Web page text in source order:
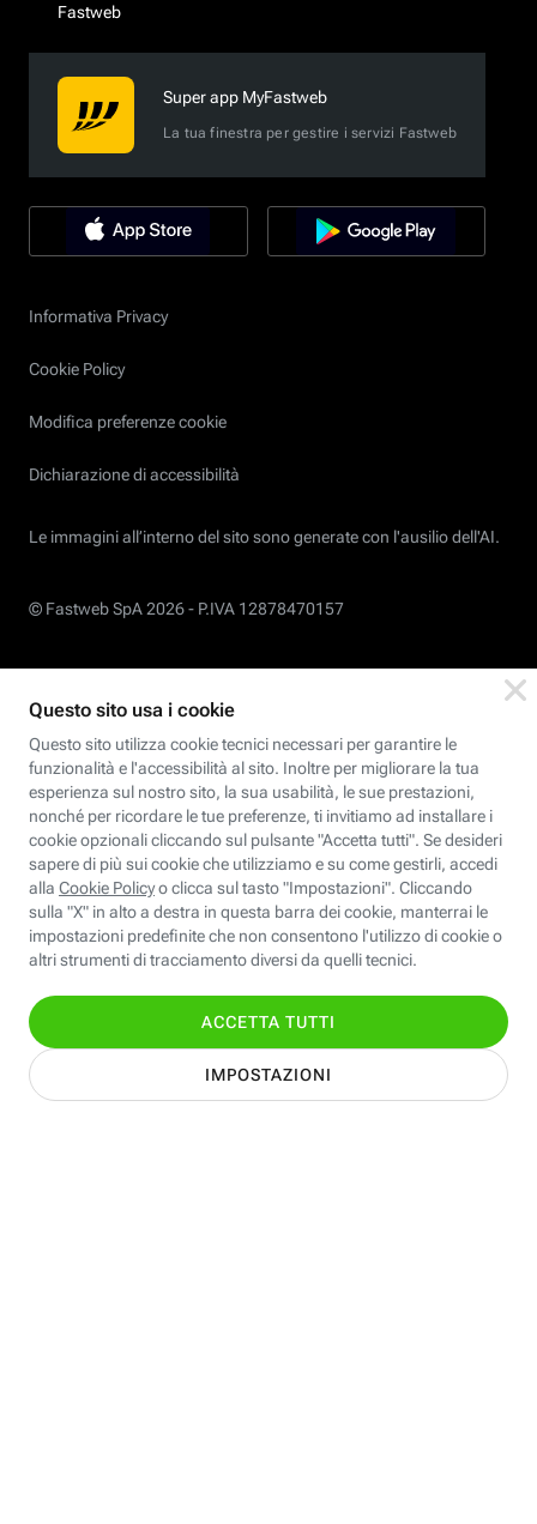
Fastweb
Super app MyFastweb
La tua finestra per gestire i servizi Fastweb
Informativa Privacy
Cookie Policy
Modifica preferenze cookie
Dichiarazione di accessibilità
Le immagini all’interno del sito sono generate con l'ausilio dell'AI.
© Fastweb SpA 2026 - P.IVA 12878470157